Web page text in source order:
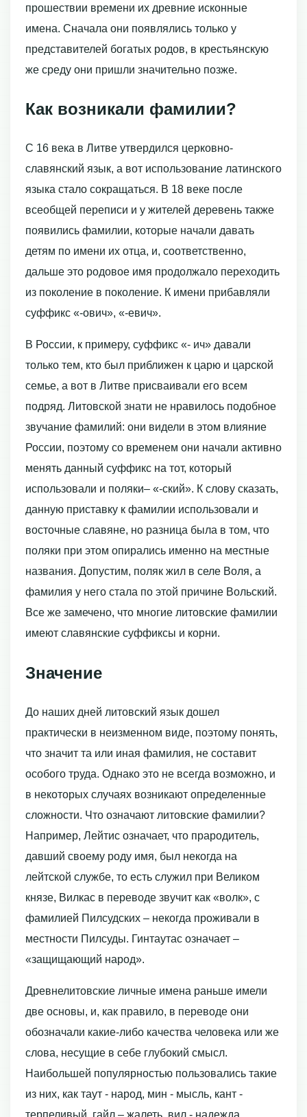
прошествии времени их древние исконные
имена. Сначала они появлялись только у
представителей богатых родов, в крестьянскую
же среду они пришли значительно позже.
Как возникали фамилии?
С 16 века в Литве утвердился церковно-
славянский язык, а вот использование латинского
языка стало сокращаться. В 18 веке после
всеобщей переписи и у жителей деревень также
появились фамилии, которые начали давать
детям по имени их отца, и, соответственно,
дальше это родовое имя продолжало переходить
из поколение в поколение. К имени прибавляли
суффикс «-ович», «-евич».
В России, к примеру, суффикс «- ич» давали
только тем, кто был приближен к царю и царской
семье, а вот в Литве присваивали его всем
подряд. Литовской знати не нравилось подобное
звучание фамилий: они видели в этом влияние
России, поэтому со временем они начали активно
менять данный суффикс на тот, который
использовали и поляки– «-ский». К слову сказать,
данную приставку к фамилии использовали и
восточные славяне, но разница была в том, что
поляки при этом опирались именно на местные
названия. Допустим, поляк жил в селе Воля, а
фамилия у него стала по этой причине Вольский.
Все же замечено, что многие литовские фамилии
имеют славянские суффиксы и корни.
Значение
До наших дней литовский язык дошел
практически в неизменном виде, поэтому понять,
что значит та или иная фамилия, не составит
особого труда. Однако это не всегда возможно, и
в некоторых случаях возникают определенные
сложности. Что означают литовские фамилии?
Например, Лейтис означает, что прародитель,
давший своему роду имя, был некогда на
лейтской службе, то есть служил при Великом
князе, Вилкас в переводе звучит как «волк», с
фамилией Пилсудских – некогда проживали в
местности Пилсуды. Гинтаутас означает –
«защищающий народ».
Древнелитовские личные имена раньше имели
две основы, и, как правило, в переводе они
обозначали какие-либо качества человека или же
слова, несущие в себе глубокий смысл.
Наибольшей популярностью пользовались такие
из них, как таут - народ, мин - мысль, кант -